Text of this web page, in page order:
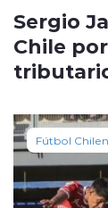
Sergio
Chile
Fútbol